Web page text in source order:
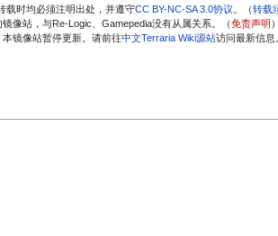
载时均必须注明出处，并遵守CC BY-NC-SA 3.0协议 。（转载
镜像站，与Re-Logic、Gamepedia没有从属关系。（免责声明 ）
镜像站暂停更新。请前往中文Terraria Wiki源站访问最新信息